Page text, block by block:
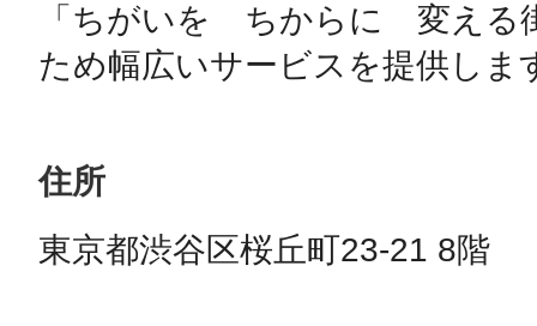
「ちがいを　ちからに　変え
住所
東京都渋谷区桜丘町23-21 8階